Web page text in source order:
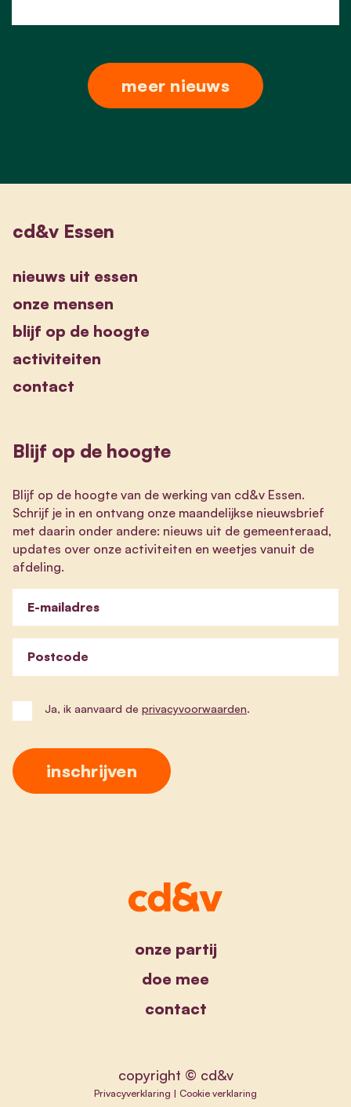
meer nieuws
cd&v Essen
nieuws uit essen
onze mensen
blijf op de hoogte
activiteiten
contact
Blijf op de hoogte
Blijf op de hoogte van de werking van cd&v Essen.
Schrijf je in en ontvang onze maandelijkse nieuwsbrief
met daarin onder andere: nieuws uit de gemeenteraad,
updates over onze activiteiten en weetjes vanuit de
afdeling.
E-mailadres
Postcode
Ja, ik aanvaard de privacyvoorwaarden.
onze partij
doe mee
contact
copyright © cd&v
Privacyverklaring | Cookie verklaring